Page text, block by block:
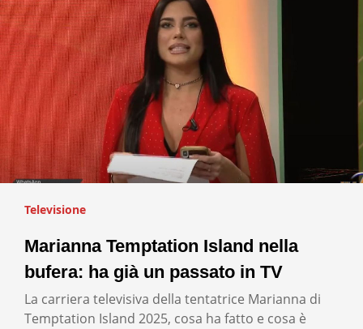
Televisione
Marianna Temptation Island nella
bufera: ha già un passato in TV
La carriera televisiva della tentatrice Marianna di
Temptation Island 2025, cosa ha fatto e cosa è